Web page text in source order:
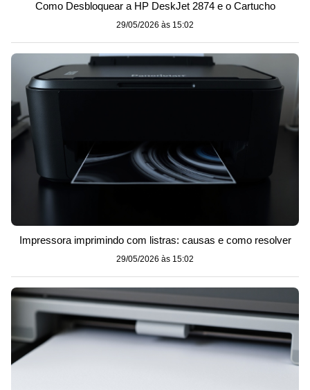
Como Desbloquear a HP DeskJet 2874 e o Cartucho
29/05/2026 às 15:02
Impressora imprimindo com listras: causas e como resolver
29/05/2026 às 15:02